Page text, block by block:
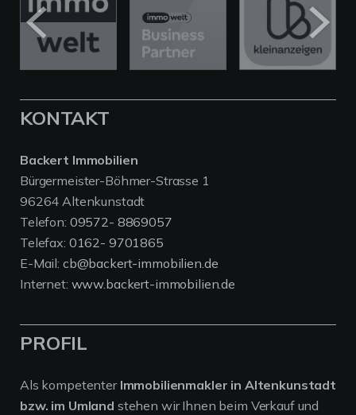
KONTAKT
Backert Immobilien
Bürgermeister-Böhmer-Strasse 1
96264 Altenkunstadt
Telefon: 09572- 8869057
Telefax: 0162- 9701865
E-Mail: cb@backert-immobilien.de
Internet: www.backert-immobilien.de
PROFIL
Als kompetenter Immobilienmakler in Altenkunstadt
bzw. im Umland stehen wir Ihnen beim Verkauf und